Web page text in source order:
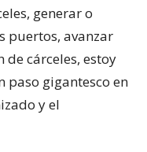
generar o
puertos, avanzar
cárceles, estoy
paso gigantesco en
y el